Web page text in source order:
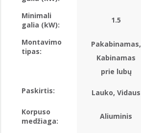
Minimali
galia (kW):
1.5
Montavimo
tipas:
Pakabinamas,
Kabinamas
prie lubų
Paskirtis: Lauko, Vidaus
Korpuso
medžiaga:
Aliuminis